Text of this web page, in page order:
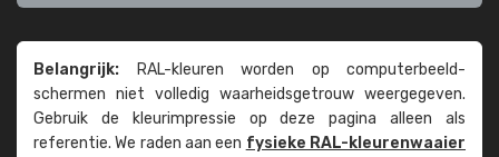
Belangrijk: RAL-kleuren worden op computer­beeld­
schermen niet volledig waarheids­­getrouw weer­gegeven.
Gebruik de kleur­impressie op deze pagina alleen als
referentie. We raden aan een fysieke RAL-kleuren­waaier